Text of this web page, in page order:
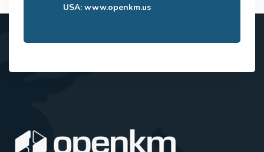
USA: www.openkm.us